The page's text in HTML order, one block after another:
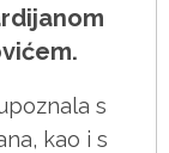
s
kao i s